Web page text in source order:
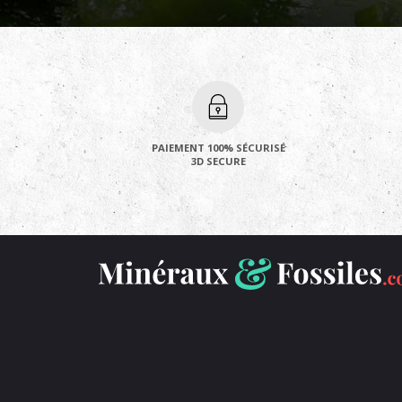
PAIEMENT 100% SÉCURISÉ
3D SECURE